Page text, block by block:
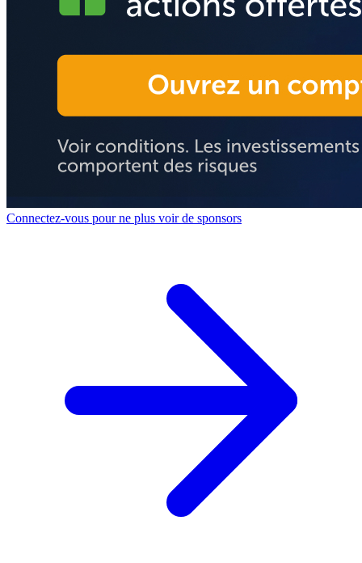
Connectez-vous pour ne plus voir de sponsors